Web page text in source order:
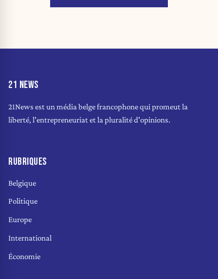
21 NEWS
21News est un média belge francophone qui promeut la
liberté, l'entrepreneuriat et la pluralité d'opinions.
RUBRIQUES
Belgique
Politique
Europe
International
Économie